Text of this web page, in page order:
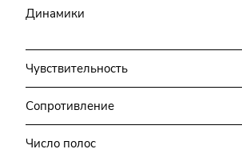
Динамики
Чувствительность
Сопротивление
Число полос